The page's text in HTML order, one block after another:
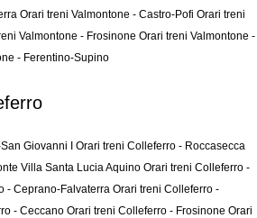
Orari treni Valmontone - Castro-Pofi Orari treni
Valmontone - Frosinone Orari treni Valmontone -
- Ferentino-Supino
Giovanni I Orari treni Colleferro - Roccasecca
Villa Santa Lucia Aquino Orari treni Colleferro -
- Ceprano-Falvaterra Orari treni Colleferro -
- Ceccano Orari treni Colleferro - Frosinone Orari